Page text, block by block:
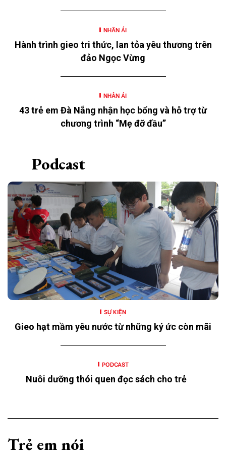
Ngân hàng TMCP Đông Nam Á (SeABank, HOSE:
NHÂN ÁI
Hành trình gieo tri thức, lan tỏa yêu thương trên
đảo Ngọc Vừng
NHÂN ÁI
43 trẻ em Đà Nẵng nhận học bổng và hỗ trợ từ
chương trình “Mẹ đỡ đầu”
Podcast
SỰ KIỆN
Gieo hạt mầm yêu nước từ những ký ức còn mãi
PODCAST
Nuôi dưỡng thói quen đọc sách cho trẻ
Trẻ em nói